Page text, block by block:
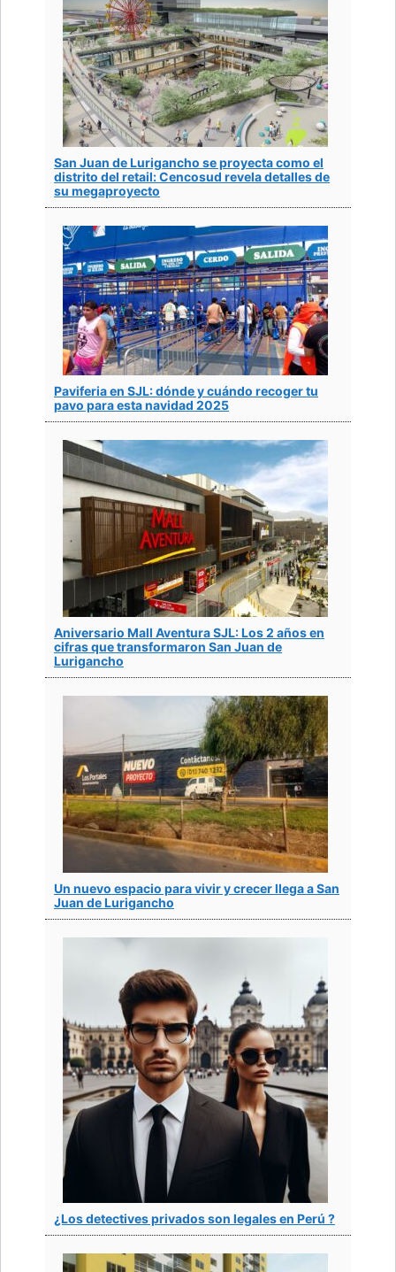
San Juan de Lurigancho se proyecta como el
distrito del retail: Cencosud revela detalles de
su megaproyecto
Paviferia en SJL: dónde y cuándo recoger tu
pavo para esta navidad 2025
Aniversario Mall Aventura SJL: Los 2 años en
cifras que transformaron San Juan de
Lurigancho
Un nuevo espacio para vivir y crecer llega a San
Juan de Lurigancho
¿Los detectives privados son legales en Perú ?